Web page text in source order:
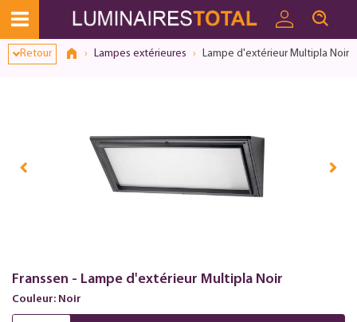
Retour Lampes extérieures Lampe d'extérieur Multipla Noir
Franssen - Lampe d'extérieur Multipla Noir
Couleur: Noir